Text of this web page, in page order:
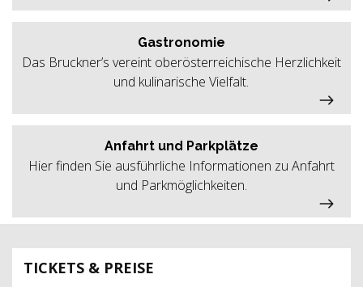
TICKETS & PREISE
Gastronomie
Das Bruckner’s vereint oberösterreichische Herzlichkeit
und kulinarische Vielfalt.
Anfahrt und Parkplätze
Hier finden Sie ausführliche Informationen zu Anfahrt
und Parkmöglichkeiten.